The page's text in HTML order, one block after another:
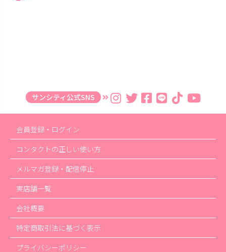
サンシティ公式SNS
会員登録・ログイン
コンタクトの正しい使い方
メルマガ登録・配信停止
実店舗一覧
会社概要
特定商取引法に基づく表示
プライバシーポリシー